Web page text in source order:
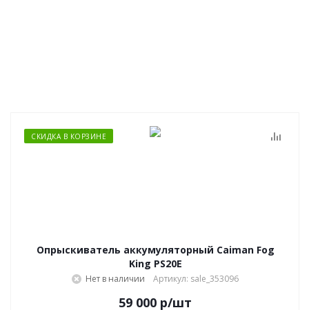
СКИДКА В КОРЗИНЕ
Опрыскиватель аккумуляторный Caiman Fog
King PS20E
Нет в наличии Артикул: sale_353096
59 000 р/шт